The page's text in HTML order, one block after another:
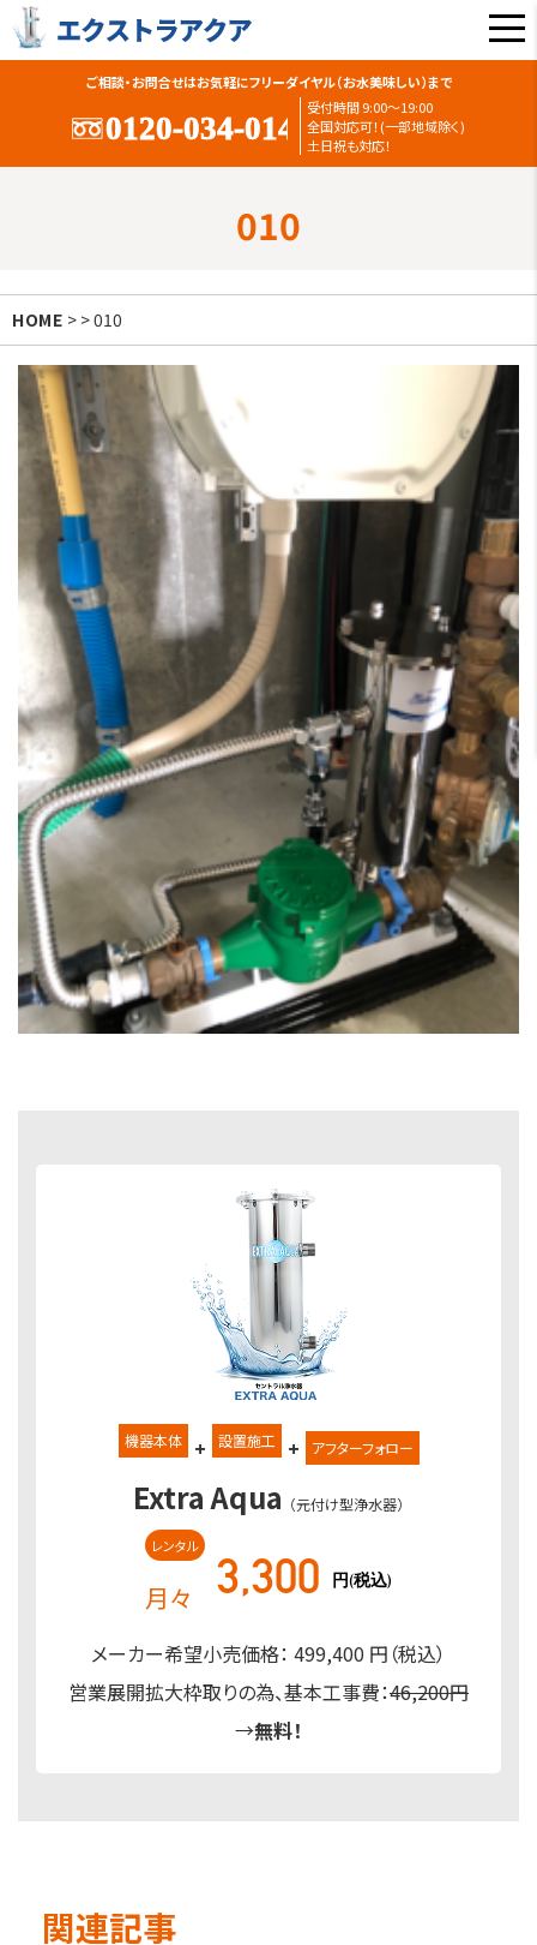
ご相談・お問合せはお気軽にフリーダイヤル（お水美味しい）まで
受付時間 9:00〜19:00
全国対応可！(一部地域除く)
土日祝も対応！
010
HOME > > 010
機器本体 + 設置施工 + アフターフォロー
Extra Aqua （元付け型浄水器）
レンタル
月々 3,300 円(税込)
メーカー希望小売価格： 499,400 円（税込）
営業展開拡大枠取りの為、基本工事費：46,200円
→無料！
関連記事